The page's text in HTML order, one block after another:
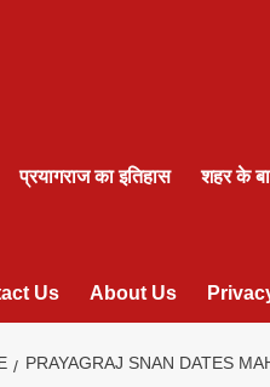
प्रयागराज का इतिहास शहर के
Us About Us
PRAYAGRAJ SNAN DATES